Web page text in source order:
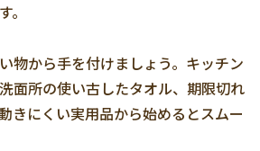
物から手を付けましょう。キッチン
面所の使い古したタオル、期限切れ
きにくい実用品から始めるとスムー